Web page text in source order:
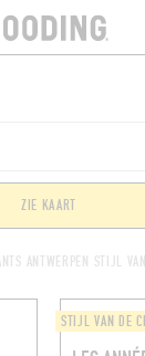
ANTWERPEN STIJL
ZIE KAART
STIJL VAN DE